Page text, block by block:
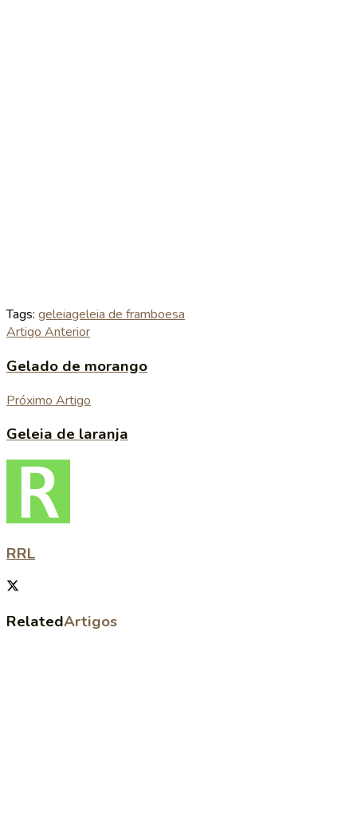
Tags: geleiageleia de framboesa
Artigo Anterior
Gelado de morango
Próximo Artigo
Geleia de laranja
RRL
RelatedArtigos